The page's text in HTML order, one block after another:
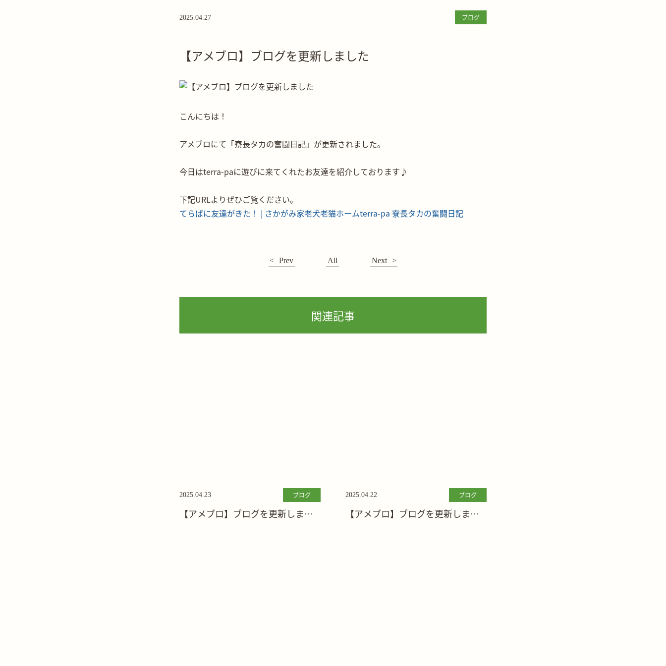
2025.04.27 ブログ
【アメブロ】ブログを更新しました
こんにちは！
アメブロにて「寮長タカの奮闘日記」が更新されました。
今日はterra-paに遊びに来てくれたお友達を紹介しております♪
下記URLよりぜひご覧ください。
てらぱに友達がきた！ | さかがみ家老犬老猫ホームterra-pa 寮長タカの奮闘日記
Prev All Next
関連記事
2025.04.23 ブログ
【アメブロ】ブログを更新しまし
2025.04.22 ブログ
【アメブロ】ブログを更新しまし